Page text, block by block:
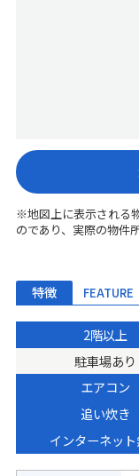
※地図上に表示される
のであり、実際の物件
特徴 FEATURE
2階以上
駐車場あり
エアコン
追い炊き
インターネッ